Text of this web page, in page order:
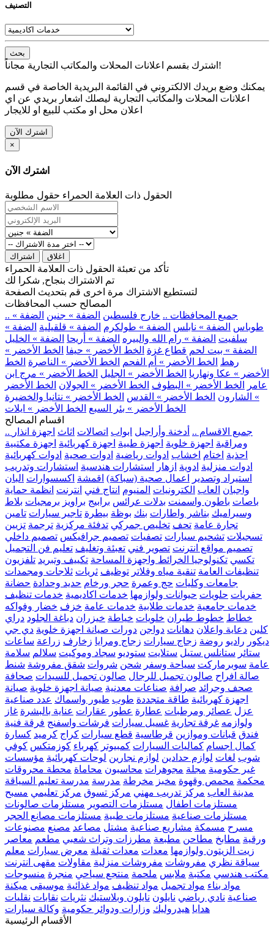
التصنيف
بحث
اشترك بقسم اعلانات المحلات والمكاتب التجارية مجاناً!
يمكنك وضع بريدك الالكتروني في القائمة البريدية الخاصة في قسم
اعلانات المحلات والمكاتب التجارية ليصلك اشعار بريدي عن اي
اعلان محل او مكتب للبيع او للايجار
اشترك الآن
×
اشترك الآن
الحقول ذات العلامة الحمراء حقول مطلوبة
اشتراك اغلاق
تأكد من تعبئة الحقول ذات العلامة الحمراء
تم الاشتراك بنجاح, شكرا لك
لتستطيع الاشتراك مرة اخرى قم بتحديث الصفحة
المصالح حسب المحافظات
.. جميع المحافظات .. خارج فلسطين الضفة » جنين الضفة »
طوباس الضفة » نابلس الضفة » طولكرم الضفة » قلقيلية الضفة »
سلفيت الضفة » رام الله والبيره الضفة » أريحا الضفة » الخليل
الضفة » بيت لحم قطاع غزة الخط الأخضر » حيفا الخط الأخضر »
رهط الخط الأخضر » أم الفحم الخط الأخضر » الناصرة الخط
الأخضر » عكا ونهاريا الخط الأخضر » الجليل الخط الأخضر » مرج ابن
عامر
الخط الأخضر » البطوف الخط الأخضر » الجولان الخط الأخضر
» الشارون الخط الأخضر » القدس الخط الأخضر » نتانيا والخضيرة
الخط الأخضر » بئر السبع الخط الأخضر » ايلات
اقسام المصالح
.. جميع الاقسام .. أدخنة وأراجيل ابواب اتصالات اثاث اجهزة انذار
ومراقبة اجهزة خلوية اجهزة طبية اجهزة كهربائية اجهزة مكتبية
احذية اختام اخشاب ادوات رياضية ادوات صحية ادوات كهربائية
ادوات منزلية ادوية ازهار استشارات هندسية استشارات وتدريب
استيراد وتصدير
اعمال صحية (سباكة) اقمشة اكسسوارات البان
واجبان العاب الكترونيات المنيوم انتاج فني انترنت انظمة حماية
باصات باطون واسمنت بدلات عرائس برابيج براويز برمجيات بلاط
وسيراميك بناشر واطارات بنك بوظة بيطرة تاجير سيارات تامين
تجارة عامة تحف تخليص جمركي تدفئة مركزية ترجمة تزيين
تسجيلات تشحيم سيارات تصفيات تصميم جرافيكس تصميم داخلي
تصميم مواقع انترنت تصوير فني تعبئة وتغليف تعليم فن التجميل
تكسي تكنولوجيا الخرائط واجهزة المساحة تكييف وتبريد تلفزيون
تنظيفات العامة تنقية مياه وفلاتر توظيف ثريات ثلاجات ومجمدات
جامعات وكليات حج وعمرة حجر ورخام حديد وحدادة حضانة
حفريات حلويات حيوانات ولوازمها خدمات اكاديمية خدمات تنظيف
خدمات جامعية خدمات طلابية خدمات عامة خزف خضار وفواكه
خطاط خطوط طيران خلويات خياطة خيزران دباغة الجلود دراي
كلين دعاية واعلان دهانات دواجن دورات صيانة اجهزة خلوية دي جي
ديكور راديو روضة زجاج سيارات زجاج ومرايا زخارف زراعة ساعات
ستائر ستانلس ستيل ستلايت ستوديو سجاد وموكيت سلالم سلامة
عامة سوبرماركت سياحة وسفر شحن شروات شقق مفروشة شنط
صالة افراح صالون تجميل للرجال صالون تجميل للسيدات صحافة
صحف وجرائد صرافة صناعات معدنية صيانة اجهزة خلوية صيانة
اجهزة كهربائية طاقة متجددة طوب طيور واسماك عدد صناعية
عزل عصائر ومرطبات عطارة عطور عقارات عناية بالبشرة غاز
ولوازمه غرفة تجارية غسيل سيارات فرشات واسفنج فرقة فنية
فندق قبانات وموازين قرطاسية قطع سيارات كراج كرميد كسارة
كمال اجسام كماليات السيارات كمبيوتر كهرباء كوزمتكس كوفي
شوب لغات لوازم حدادين لوازم نجارين لوحات كهربائية مؤسسات
غير حكومية مجلة مجوهرات محاسبون محاماة محطة محروقات
محكمة محمص وقهوة مخبز مخرطة مدرسة مدرسة تعليم السياقة
مدينة العاب مركز تدريب مهني مركز تسوق مركز تعليمي مسبح
مستلزمات اطفال مستلزمات التصوير مستلزمات صالونات
مستلزمات صناعية مستلزمات طبية مستلزمات مصانع الحجر
مسرح مسمكة مشاريع صناعية مشتل مصاعد مصنع مصنوعات
ورقية مطابخ مطاحن مطبعة مطرزات وتراث شعبي مطعم معاصر
زيت الزيتون ولوازمها معدات معدات ثقيلة معرض سيارات معلم
سياقة نظري مفروشات مفروشات منزلية مقاولات مقهى انترنت
مكتب هندسي مكتبة ملابس ملحمة منتجع سياحي منجرة منسوجات
مواد بناء مواد تجميل مواد تنظيف مواد غذائية موسيقى ميكنة
صناعية نادي رياضي نايلون نايلون وبلاستيك نثريات نقابات نقليات
هدايا هيدروليك وزارات ودوائر حكومية وكالة سيارات
الأقسام الرئيسية